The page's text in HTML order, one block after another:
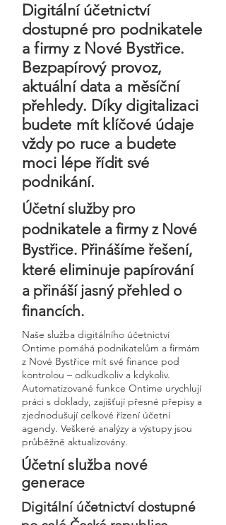
Digitální účetnictví
dostupné pro podnikatele
a firmy z Nové Bystřice.
Bezpapírový provoz,
aktuální data a měsíční
přehledy. Díky digitalizaci
budete mít klíčové údaje
vždy po ruce a budete
moci lépe řídit své
podnikání.
Účetní služby pro
podnikatele a firmy z Nové
Bystřice. Přinášíme řešení,
které eliminuje papírování
a přináší jasný přehled o
financích.
Naše služba digitálního účetnictví
Ontime pomáhá podnikatelům a firmám
z Nové Bystřice mít své finance pod
kontrolou – odkudkoliv a kdykoliv.
Automatizované funkce Ontime urychlují
práci s doklady, zajišťují přesné přepisy a
zjednodušují celkové řízení účetní
agendy. Veškeré analýzy a výstupy jsou
průběžně aktualizovány.
Účetní služba nové
generace
Digitální účetnictví dostupné